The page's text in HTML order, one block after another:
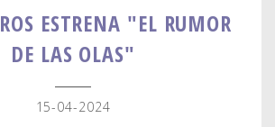
ESTRENA "EL RUMOR
DE LAS OLAS"
15-04-2024